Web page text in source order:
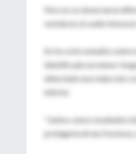
Pero no se observaron
vertebral, el cuello
En los ocho estudios
identificado un menor
detectado esa reducción
inferior.
"Juntos, estos resultados
protegería de las fracturas,